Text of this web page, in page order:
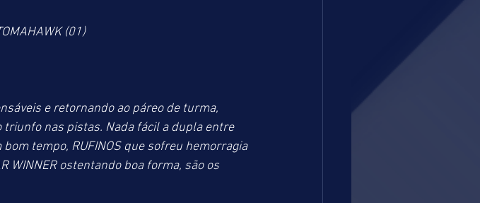
(01)
e retornando ao páreo de turma,
nas pistas. Nada fácil a dupla entre
tempo, RUFINOS que sofreu hemorragia
WINNER ostentando boa forma, são os